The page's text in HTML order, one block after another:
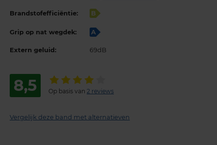
Brandstofefficiëntie: B
Grip op nat wegdek: A
Extern geluid: 69dB
8,5 Op basis van 2 reviews
Vergelijk deze band met alternatieven